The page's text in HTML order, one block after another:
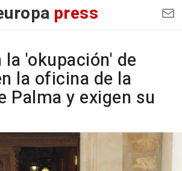
press
la 'okupación' de
la oficina de la
Palma y exigen su